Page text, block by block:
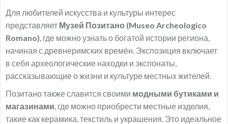
Для любителей искусства и культуры интерес
представляет Музей Позитано (Museo Archeologico
Romano), где можно узнать о богатой истории региона,
начиная с древнеримских времён. Экспозиция включает
в себя археологические находки и экспонаты,
рассказывающие о жизни и культуре местных жителей.
Позитано также славится своими модными бутиками и
магазинами, где можно приобрести местные изделия,
такие как керамика, текстиль и украшения. Это идеальное